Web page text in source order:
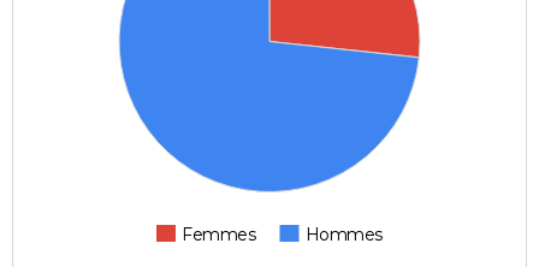
Femmes Hommes